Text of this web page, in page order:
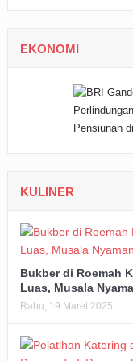
EKONOMI
KULINER
Bukber di Roemah
Luas, Musala
Rabu, 19 Maret 2025